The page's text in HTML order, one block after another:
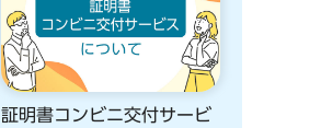
証明書コンビニ交付サービ